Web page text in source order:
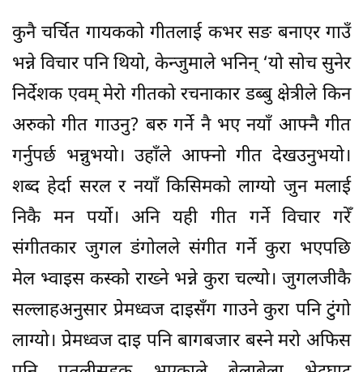
कुनै चर्चित गायकको गीतलाई कभर सङ बनाएर गाउँ
भन्ने विचार पनि थियो, केन्जुमाले भनिन् ‘यो सोच सुनेर
निर्देशक एवम् मेरो गीतको रचनाकार डब्बु क्षेत्रीले किन
अरुको गीत गाउनु? बरु गर्ने नै भए नयाँ आफ्नै गीत
गर्नुपर्छ भन्नुभयो। उहाँले आफ्नो गीत देखउनुभयो।
शब्द हेर्दा सरल र नयाँ किसिमको लाग्यो जुन मलाई
निकै मन पर्यो। अनि यही गीत गर्ने विचार गरेँ
संगीतकार जुगल डंगोलले संगीत गर्ने कुरा भएपछि
मेल भ्वाइस कस्को राख्ने भन्ने कुरा चल्यो। जुगलजीकै
सल्लाहअनुसार प्रेमध्वज दाइसँग गाउने कुरा पनि टुंगो
लाग्यो। प्रेमध्वज दाइ पनि बागबजार बस्ने मरो अफिस